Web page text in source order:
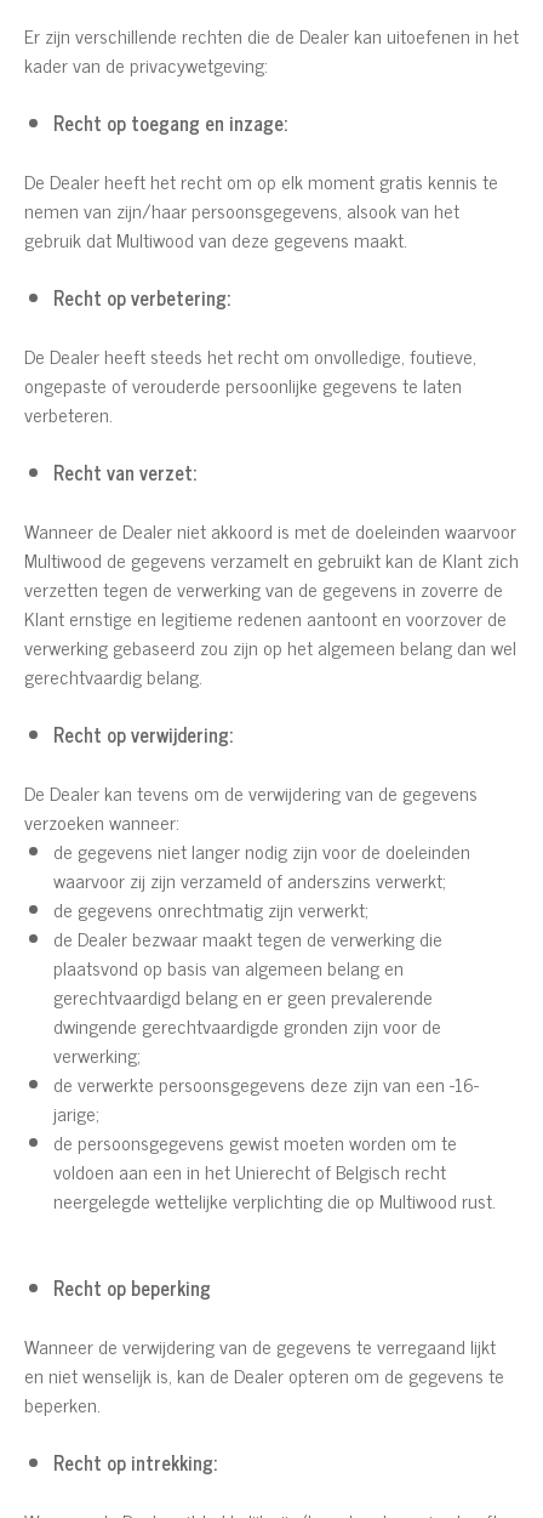
Er zijn verschillende rechten die de Dealer kan uitoefenen in het
kader van de privacywetgeving:
Recht op toegang en inzage:
De Dealer heeft het recht om op elk moment gratis kennis te
nemen van zijn/haar persoonsgegevens, alsook van het
gebruik dat Multiwood van deze gegevens maakt.
Recht op verbetering:
De Dealer heeft steeds het recht om onvolledige, foutieve,
ongepaste of verouderde persoonlijke gegevens te laten
verbeteren.
Recht van verzet:
Wanneer de Dealer niet akkoord is met de doeleinden waarvoor
Multiwood de gegevens verzamelt en gebruikt kan de Klant zich
verzetten tegen de verwerking van de gegevens in zoverre de
Klant ernstige en legitieme redenen aantoont en voorzover de
verwerking gebaseerd zou zijn op het algemeen belang dan wel
gerechtvaardig belang.
Recht op verwijdering:
De Dealer kan tevens om de verwijdering van de gegevens
verzoeken wanneer:
de gegevens niet langer nodig zijn voor de doeleinden
waarvoor zij zijn verzameld of anderszins verwerkt;
de gegevens onrechtmatig zijn verwerkt;
de Dealer bezwaar maakt tegen de verwerking die
plaatsvond op basis van algemeen belang en
gerechtvaardigd belang en er geen prevalerende
dwingende gerechtvaardigde gronden zijn voor de
verwerking;
de verwerkte persoonsgegevens deze zijn van een -16-
jarige;
de persoonsgegevens gewist moeten worden om te
voldoen aan een in het Unierecht of Belgisch recht
neergelegde wettelijke verplichting die op Multiwood rust.
Recht op beperking
Wanneer de verwijdering van de gegevens te verregaand lijkt
en niet wenselijk is, kan de Dealer opteren om de gegevens te
beperken.
Recht op intrekking: